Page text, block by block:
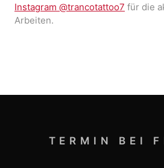
Instagram @trancotattoo7 für die
Arbeiten.
TERMIN BEI